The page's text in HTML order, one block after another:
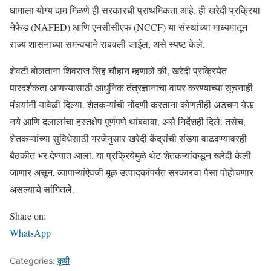
घामाला योग्य दाम मिळणे ही सरकारची प्राथमिकता आहे. ही खरेदी प्रक्रिया
नेफेड (NAFED) आणि एनसीसीएफ (NCCF) या संस्थांच्या माध्यमातून
राज्य शासनाच्या समन्वयाने राबवली जाईल, असे स्पष्ट केले.
शेवटी बोलताना शिवराज सिंह चौहान म्हणाले की, खरेदी प्रक्रियेत
पारदर्शकता आणण्यासाठी आधुनिक तंत्रज्ञानाचा वापर करण्याच्या सूचनाही
मंत्र्यांनी यावेळी दिल्या. शेतकऱ्यांची नोंदणी करताना कोणतीही अडचण येऊ
नये आणि दलालांचा हस्तक्षेप पूर्णपणे थांबवावा, असे निर्देशही दिले. तसेच,
शेतकऱ्यांच्या सुविधेसाठी गरजेनुसार खरेदी केंद्रांची संख्या वाढवण्यावरही
बैठकीत भर देण्यात आला. या प्रक्रियेमुळे थेट शेतकऱ्यांकडून खरेदी केली
जाणार असून, व्यापाऱ्यांऐवजी मूळ उत्पादकांपर्यंत सरकारचा पैसा पोहोचणार
असल्याचे सांगितले.
Share on:
WhatsApp
Categories: कृषी